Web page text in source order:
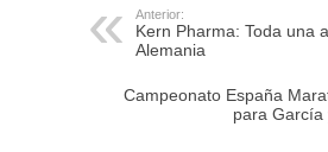
Anterior:
Kern Pharma: Toda una
Alemania
Campeonato España
para García